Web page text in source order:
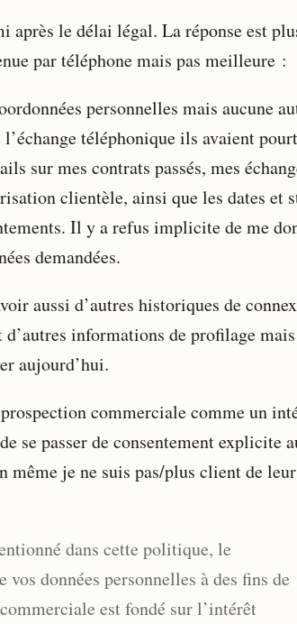
après le délai légal. La réponse est
par téléphone mais pas meilleure :
personnelles mais aucune
téléphonique ils avaient
sur mes contrats passés, mes
clientèle, ainsi que les dates et
Il y a refus implicite de me
demandées.
aussi d’autres historiques de
informations de profilage
aujourd’hui.
commerciale comme un
se passer de consentement explicite
même je ne suis pas/plus client de
dans cette politique, le
vos données personnelles à des fins de
est fondé sur l’intérêt